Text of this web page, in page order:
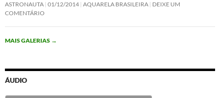
ASTRONAUTA 01/12/2014 AQUARELA BRASILEIRA DEIXE UM
COMENTÁRIO
MAIS GALERIAS →
ÁUDIO